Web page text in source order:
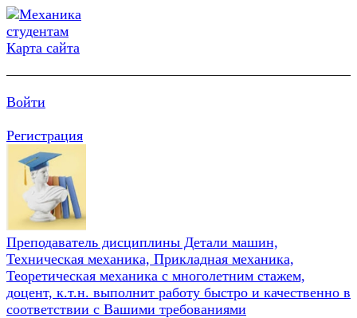
Карта сайта
Войти
Регистрация
Преподаватель дисциплины Детали машин,
Техническая механика, Прикладная механика,
Теоретическая механика с многолетним стажем,
доцент, к.т.н. выполнит работу быстро и качественно в
соответствии с Вашими требованиями